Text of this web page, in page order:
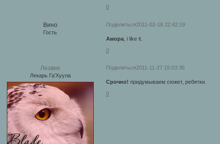
0
Поделиться2011-02-18 22:42:19
Вино
Гость
Амора, i like it.
0
Поделиться2011-11-27 15:03:36
Лезвие
Лекарь Га'Хуула
Срочно! придумываем сюжет, ребятки.
0